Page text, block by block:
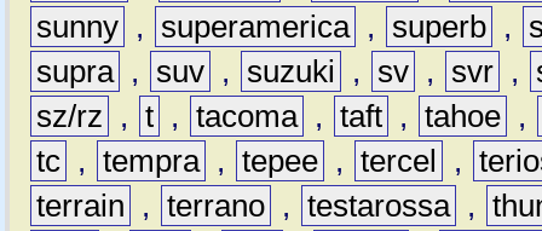
sunny , superamerica , superb ,
supra , suv , suzuki , sv , svr ,
sz/rz
, t , tacoma , taft , tahoe ,
tc , tempra , tepee , tercel ,
terrain
, terrano , testarossa ,